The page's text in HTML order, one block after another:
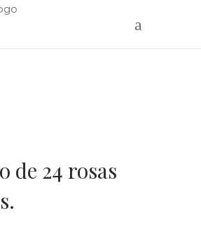
de 24 rosas